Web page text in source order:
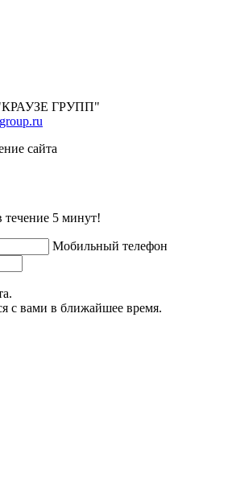
ГРУПП"
сайта
5 минут!
Мобильный телефон
с вами в ближайшее время.